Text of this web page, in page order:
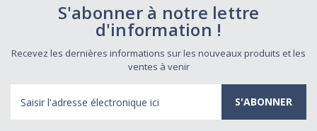
S'abonner à notre lettre
d'information !
Recevez les dernières informations sur les nouveaux produits et les
ventes à venir
électronique